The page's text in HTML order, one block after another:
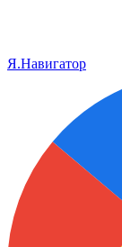
Я.Навигатор